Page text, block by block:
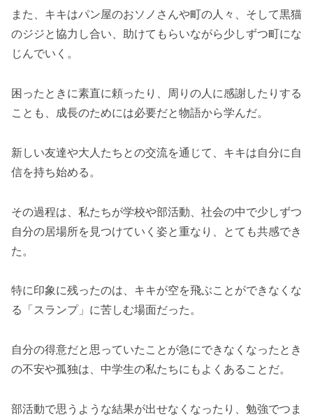
また、キキはパン屋のおソノさんや町の人々、そして黒猫
のジジと協力し合い、助けてもらいながら少しずつ町にな
じんでいく。
困ったときに素直に頼ったり、周りの人に感謝したりする
ことも、成長のためには必要だと物語から学んだ。
新しい友達や大人たちとの交流を通じて、キキは自分に自
信を持ち始める。
その過程は、私たちが学校や部活動、社会の中で少しずつ
自分の居場所を見つけていく姿と重なり、とても共感でき
た。
特に印象に残ったのは、キキが空を飛ぶことができなくな
る「スランプ」に苦しむ場面だった。
自分の得意だと思っていたことが急にできなくなったとき
の不安や孤独は、中学生の私たちにもよくあることだ。
部活動で思うような結果が出せなくなったり、勉強でつま